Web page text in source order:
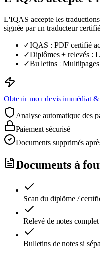
L'IQAS accepte les
signée par un traducteur
✓IQAS : PDF certifié
✓Diplômes + relevés :
✓Bulletins : Multilpages
Obtenir mon devis immédiat &
Analyse automatique des
Paiement sécurisé
Documents supprimés
Documents à
Scan du diplôme /
Relevé de notes
Bulletins de notes si